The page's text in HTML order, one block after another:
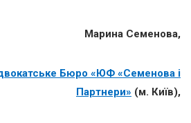
Марина Семенова,
Бюро «ЮФ «Семенова і
Партнери» (м. Київ),